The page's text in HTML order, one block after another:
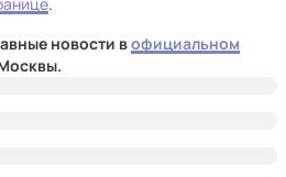
новости вофициальном